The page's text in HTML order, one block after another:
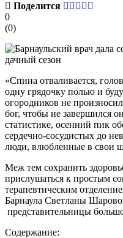
Поделится
0
(0)
«Спина отваливается,
одну грядочку полью и
огородников не
бог, чтобы не завершился
статистике, осенний пик
сердечно-сосудистых до
люди, влюбленные в свои
Меж тем сохранить
прислушаться к простым
терапевтическим
Барнаула Светланы
представительницы
Содержание: